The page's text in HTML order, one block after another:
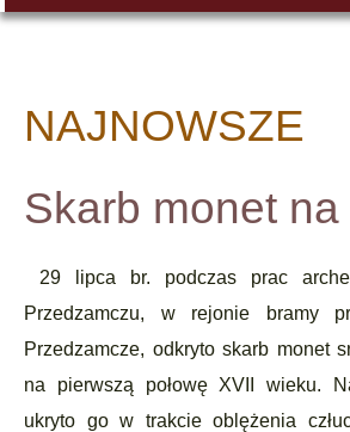
NAJNOWSZE
Skarb monet
29 lipca br. podczas prac
Przedzamczu, w rejonie bramy
Przedzamcze, odkryto skarb monet
na pierwszą połowę XVII wieku.
ukryto go w trakcie oblężenia